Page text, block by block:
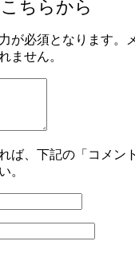
ちらから
が必須となります。
ません。
ば、下記の「コメン
。